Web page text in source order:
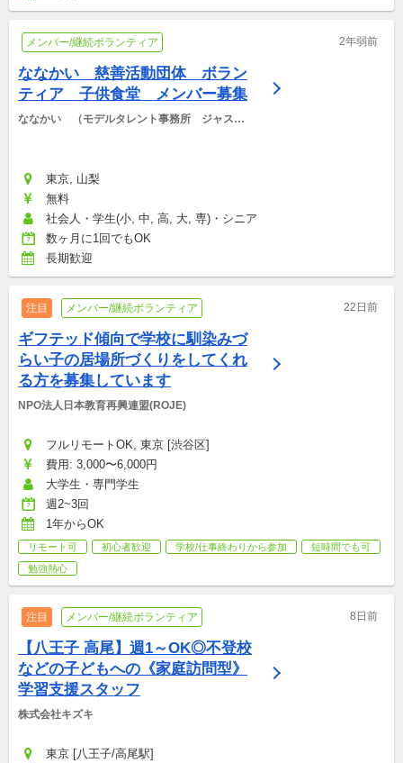
メンバー/継続ボランティア 2年弱前
ななかい　慈善活動団体　ボラン
ティア　子供食堂　メンバー募集
ななかい　（モデルタレント事務所　ジャステ
東京, 山梨
無料
社会人・学生(小, 中, 高, 大, 専)・シニア
数ヶ月に1回でもOK
長期歓迎
注目 メンバー/継続ボランティア 22日前
ギフテッド傾向で学校に馴染みづ
らい子の居場所づくりをしてくれ
る方を募集しています
NPO法人日本教育再興連盟(ROJE)
フルリモートOK, 東京 [渋谷区]
費用: 3,000〜6,000円
大学生・専門学生
週2~3回
1年からOK
リモート可 初心者歓迎 学校/仕事終わりから参加
短時間でも可
勉強熱心
注目 メンバー/継続ボランティア 8日前
【八王子 高尾】週1～OK◎不登校
などの子どもへの《家庭訪問型》
学習支援スタッフ
株式会社キズキ
東京 [八王子/高尾駅]